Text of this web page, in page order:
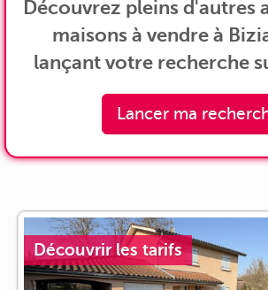
Découvrez pleins d'autres
maisons à vendre à
lançant votre recherche
Lancer ma
Découvrir les tarifs